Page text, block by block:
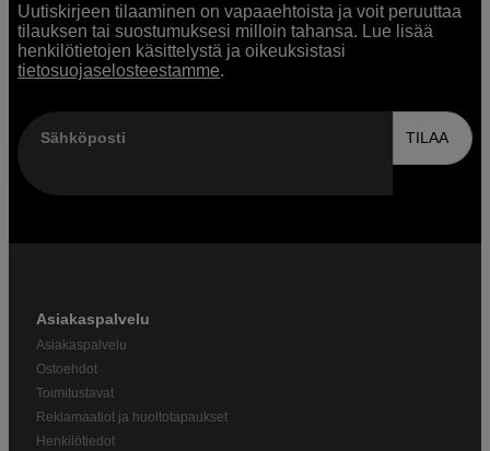
Uutiskirjeen tilaaminen on vapaaehtoista ja voit peruuttaa
tilauksen tai suostumuksesi milloin tahansa. Lue lisää
henkilötietojen käsittelystä ja oikeuksistasi
tietosuojaselosteestamme.
Sähköposti TILAA
Asiakaspalvelu
Asiakaspalvelu
Ostoehdot
Toimitustavat
Reklamaatiot ja huoltotapaukset
Henkilötiedot